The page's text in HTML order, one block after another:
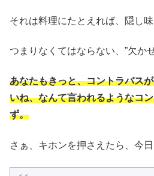
それは料理にたとえれば、隠し味
つまりなくてはならない、”欠か
あなたもきっと、コントラバス
いね、なんて言われるようなコ
ず。
さぁ、キホンを押さえたら、今